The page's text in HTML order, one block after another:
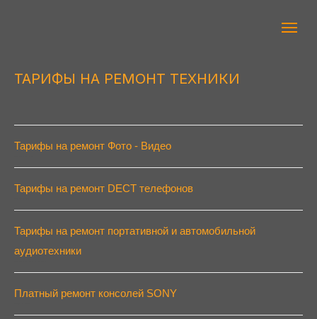
ТАРИФЫ НА РЕМОНТ ТЕХНИКИ
Тарифы на ремонт Фото - Видео
Тарифы на ремонт DECT телефонов
Тарифы на ремонт портативной и автомобильной
аудиотехники
Платный ремонт консолей SONY